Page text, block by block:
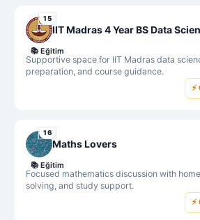
15
Supportive space for IIT Madras data
preparation, and course guidance.
📚 Eğitim
16
Maths Lovers
Focused mathematics discussion with
solving, and study support.
📚 Eğitim